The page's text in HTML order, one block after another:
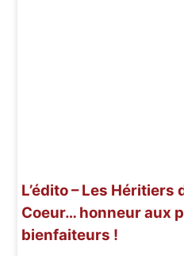
L’édito – Les Héritiers
Coeur… honneur aux
bienfaiteurs !